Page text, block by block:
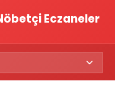
Eczaneler